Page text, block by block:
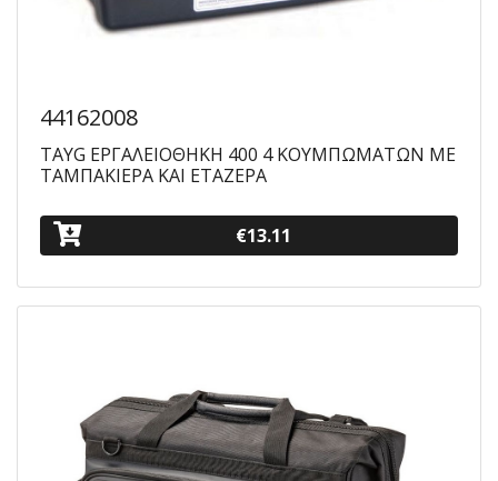
44162008
TAYG ΕΡΓΑΛΕΙΟΘΗΚΗ 400 4 ΚΟΥΜΠΩΜΑΤΩΝ ΜΕ
ΤΑΜΠΑΚΙΕΡΑ ΚΑΙ ΕΤΑΖΕΡΑ
€13.11